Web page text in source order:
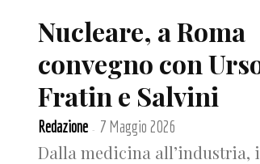
Nucleare, a Roma
convegno con
Fratin e Salvini
Redazione - 7 Maggio 2026
Dalla medicina all’industria,